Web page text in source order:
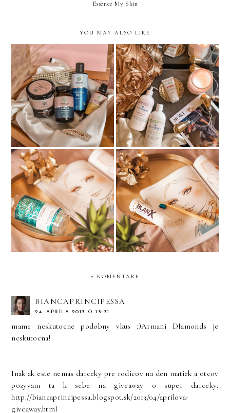
Essence My Skin
YOU MAY ALSO LIKE
TOPVET GREEN IDEA
Barnängen švédska
kráľovská kozmetika
NÁVRAT K
MICELÁRKAM?
BLANX BIELIACA
ZUBNÁ PASTA
2 KOMENTÁRE
BIANCAPRINCIPESSA
24. APRÍLA 2013 O 13:31
mame neskutocne podobny vkus :)Armani DIamonds je
neskutocna!
Inak ak este nemas darceky pre rodicov na den matiek a otcov
pozyvam ta k sebe na giveaway o super darceky:
http://biancaprincipessa.blogspot.sk/2013/04/aprilova-
giveaway.html